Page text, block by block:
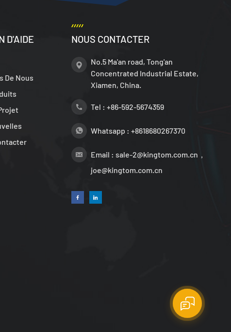
D'AIDE
De Nous
NOUS CONTACTER
No.5 Ma'an road, Tong'an
Concentrated Industrial Estate,
Xiamen, China.
Tel : +86-592-5674359
Whatsapp : +8618680267370
Email : sale-2@kingtom.com.cn，
joe@kingtom.com.cn